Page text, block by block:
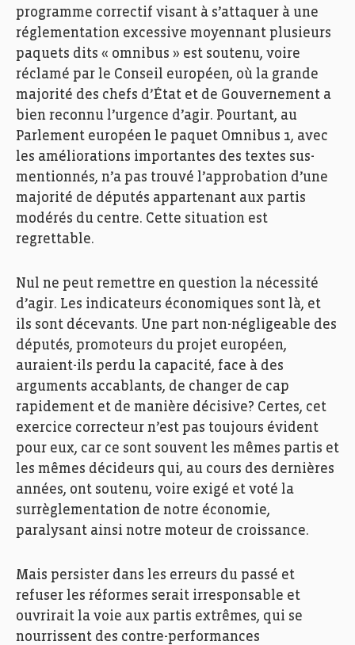
programme correctif visant à s’attaquer à une
réglementation excessive moyennant plusieurs
paquets dits « omnibus » est soutenu, voire
réclamé par le Conseil européen, où la grande
majorité des chefs d’État et de Gouvernement a
bien reconnu l’urgence d’agir. Pourtant, au
Parlement européen le paquet Omnibus 1, avec
les améliorations importantes des textes sus-
mentionnés, n’a pas trouvé l’approbation d’une
majorité de députés appartenant aux partis
modérés du centre. Cette situation est
regrettable.
Nul ne peut remettre en question la nécessité
d’agir. Les indicateurs économiques sont là, et
ils sont décevants. Une part non-négligeable des
députés, promoteurs du projet européen,
auraient-ils perdu la capacité, face à des
arguments accablants, de changer de cap
rapidement et de manière décisive? Certes, cet
exercice correcteur n’est pas toujours évident
pour eux, car ce sont souvent les mêmes partis et
les mêmes décideurs qui, au cours des dernières
années, ont soutenu, voire exigé et voté la
surrèglementation de notre économie,
paralysant ainsi notre moteur de croissance.
Mais persister dans les erreurs du passé et
refuser les réformes serait irresponsable et
ouvrirait la voie aux partis extrêmes, qui se
nourrissent des contre-performances